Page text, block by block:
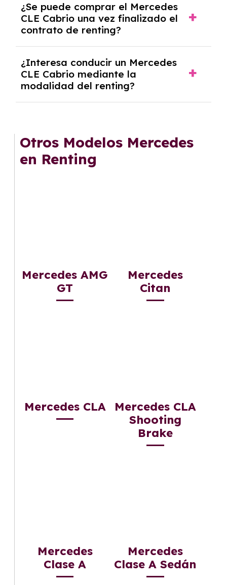
mejores ofertas de vehículos de renting con
todos los gastos incluidos y sin pagar
entradas.
¿Se puede comprar el Mercedes
CLE Cabrio una vez finalizado el
contrato de renting?
renting se puede adquirir el coche. En este
caso tendrán que analizar los años, la
cantidad de kilómetros recorridos y el coste
del mercado actual.
¿Interesa conducir un Mercedes
CLE Cabrio mediante la
modalidad del renting?
gusta cambiar de coche cada pocos años.
Otros Modelos Mercedes
en Renting
Mercedes AMG
GT
Mercedes
Citan
Mercedes CLA
Mercedes CLA
Shooting
Brake
Mercedes
Clase A
Mercedes
Clase A Sedán